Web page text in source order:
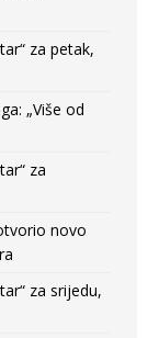
za petak,
„Više od
za
novo
za srijedu,